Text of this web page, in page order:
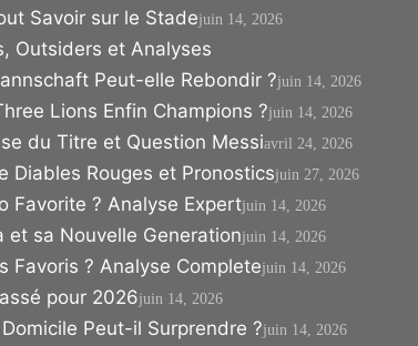
Savoir sur le Stadejuin 14, 2026
Outsiders et Analyses
Peut-elle Rebondir ?juin 14, 2026
Lions Enfin Champions ?juin 14, 2026
du Titre et Question Messiavril 24, 2026
Diables Rouges et Pronosticsjuin 27, 2026
Favorite ? Analyse Expertjuin 14, 2026
et sa Nouvelle Generationjuin 14, 2026
Favoris ? Analyse Completejuin 14, 2026
pour 2026juin 14, 2026
Peut-il Surprendre ?juin 14, 2026